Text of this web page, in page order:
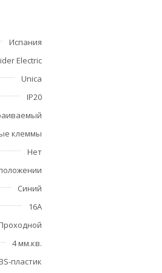
и
Испания
Electric
Unica
IP20
клеммы
Нет
Синий
16А
4 мм.кв.
пластик